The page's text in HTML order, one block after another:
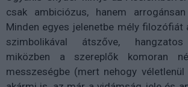
csak ambiciózus, hanem
Minden egyes jelenetbe mély filozófiát
szimbolikával átszőve, hangzatos
miközben a szereplők komoran
messzeségbe (mert nehogy